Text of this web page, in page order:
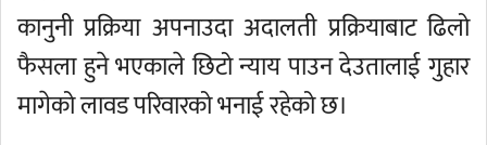
कानुनी प्रक्रिया अपनाउदा अदालती प्रक्रियाबाट ढिलो
फैसला हुने भएकाले छिटो न्याय पाउन देउतालाई गुहार
मागेको लावड परिवारको भनाई रहेको छ।